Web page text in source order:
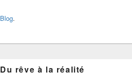
Blog.
Du rêve à la réalité